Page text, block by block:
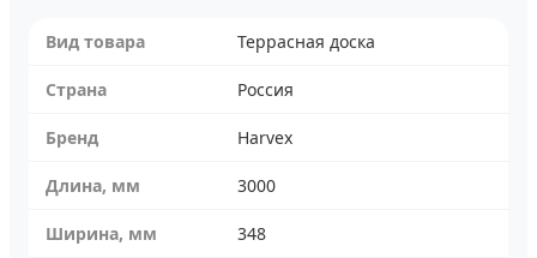
Вид товара Террасная доска
Страна Россия
Бренд Harvex
Длина, мм 3000
Ширина, мм 348